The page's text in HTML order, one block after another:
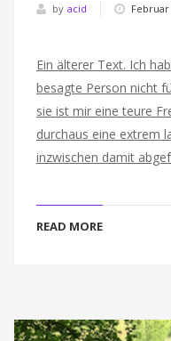
by acid Februar
Ein älterer Text. Ich
besagte Person nicht
sie ist mir eine teure
durchaus eine extrem
inzwischen damit
READ MORE